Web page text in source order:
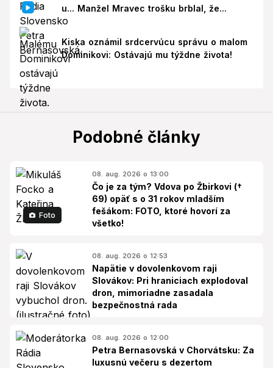
u... Manžel Mravec trošku brblal, že...
Kiska oznámil srdcervúcu správu o malom
Dominikovi: Ostávajú mu týždne života!
Podobné články
Foto
08. aug. 2026 o 13:00
Čo je za tým? Vdova po Žbirkovi (†
69) opäť s o 31 rokov mladším
fešákom: FOTO, ktoré hovorí za
všetko!
08. aug. 2026 o 12:53
Napätie v dovolenkovom raji
Slovákov: Pri hraniciach explodoval
dron, mimoriadne zasadala
bezpečnostná rada
08. aug. 2026 o 12:00
Petra Bernasovská v Chorvátsku: Za
luxusnú večeru s dezertom